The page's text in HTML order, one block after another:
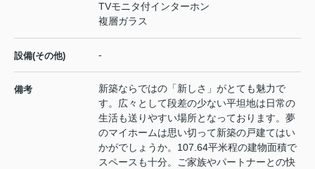
TVモニタ付インターホン
複層ガラス
設備(その他) -
備考
新築ならではの「新しさ」がとても魅力で
す。広々として段差の少ない平坦地は日常の
生活も送りやすい場所となっております。夢
のマイホームは思い切って新築の戸建てはい
かがでしょうか。107.64平米程の建物面積で
スペースも十分。ご家族やパートナーとの快